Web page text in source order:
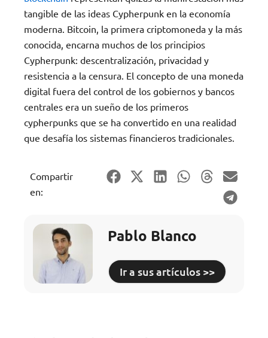
tangible de las ideas Cypherpunk en la economía
moderna. Bitcoin, la primera criptomoneda y la más
conocida, encarna muchos de los principios
Cypherpunk: descentralización, privacidad y
resistencia a la censura. El concepto de una moneda
digital fuera del control de los gobiernos y bancos
centrales era un sueño de los primeros
cypherpunks que se ha convertido en una realidad
que desafía los sistemas financieros tradicionales.
Compartir
en:
Pablo Blanco
Ir a sus artículos >>